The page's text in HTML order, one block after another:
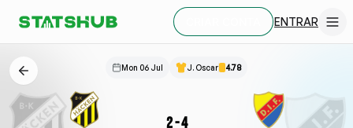
ENTRAR
Mon 06 Jul J. Oscar 4.78
2-4